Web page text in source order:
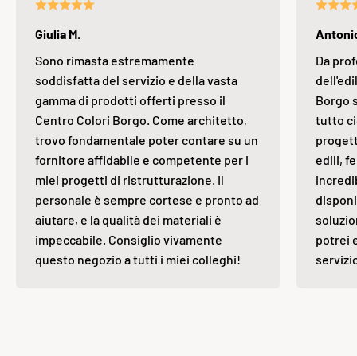
Giulia M.
Sono rimasta estremamente
soddisfatta del servizio e della vasta
gamma di prodotti offerti presso il
Centro Colori Borgo. Come architetto,
trovo fondamentale poter contare su un
fornitore affidabile e competente per i
miei progetti di ristrutturazione. Il
personale è sempre cortese e pronto ad
aiutare, e la qualità dei materiali è
impeccabile. Consiglio vivamente
questo negozio a tutti i miei colleghi!
Da
Borgo
tutto
edili,
potrei